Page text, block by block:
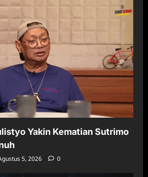
Yakin Kematian Sutrimo
5, 2026 0